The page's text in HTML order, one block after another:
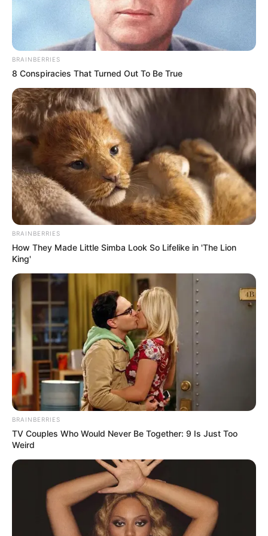
Ausflugsziele, Sehenswürdigkeiten, Freizeitziele
und Museen im Umkreis von Weikersheim:
Umkreissuche Tourismus Weikersheim
Museen in und um Weikersheim
Kinderausflugsziele für Weikersheim
Kindergeburtstag feiern
Schlösser und Burgen in und um Weikersheim
Tagesausflugsziele für Weikersheim
Bademöglichkeiten
Wandern
Kinoprogramm
Angebote für Behinderte
Tier- und Zooparks
Fremdenverkehrsamt und Tourist Information
Weitere Informationen über Weikersheim im
Internet:
www.weikersheim.de
de.wikipedia.org/wiki/Weikersheim
Hotel Weikersheimhierbuchen
BRAINBERRIES
8 Conspiracies That Turned Out To Be True
BRAINBERRIES
How They Made Little Simba Look So Lifelike in 'The Lion
King'
BRAINBERRIES
TV Couples Who Would Never Be Together: 9 Is Just Too
Weird